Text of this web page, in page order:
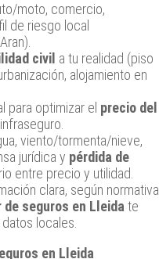
moto, comercio,
de riesgo local
civil a tu realidad (piso
alojamiento en
para optimizar el precio del
viento/tormenta/nieve,
jurídica y pérdida de
entre precio y utilidad.
clara, según normativa
seguros en Lleida te
locales.
en Lleida